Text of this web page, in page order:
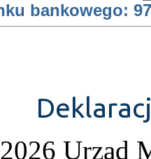
bankowego: 97
Urząd